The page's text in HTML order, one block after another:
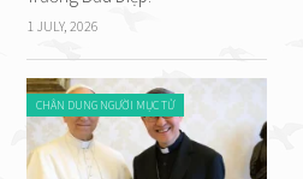
1 JULY, 2026
CHÂN DUNG NGƯỜI MỤC TỬ